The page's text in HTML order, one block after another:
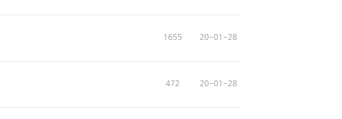
1655 20-01-28
472 20-01-28